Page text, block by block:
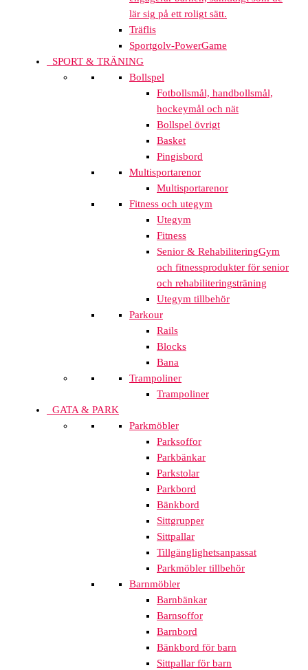
lär sig på ett roligt sätt.
Träflis
Sportgolv-PowerGame
SPORT & TRÄNING
Bollspel
Fotbollsmål, handbollsmål,
hockeymål och nät
Bollspel övrigt
Basket
Pingisbord
Multisportarenor
Multisportarenor
Fitness och utegym
Utegym
Fitness
Senior & RehabiliteringGym
och fitnessprodukter för senior
och rehabiliteringsträning
Utegym tillbehör
Parkour
Rails
Blocks
Bana
Trampoliner
Trampoliner
GATA & PARK
Parkmöbler
Parksoffor
Parkbänkar
Parkstolar
Parkbord
Bänkbord
Sittgrupper
Sittpallar
Tillgänglighetsanpassat
Parkmöbler tillbehör
Barnmöbler
Barnbänkar
Barnsoffor
Barnbord
Bänkbord för barn
Sittpallar för barn